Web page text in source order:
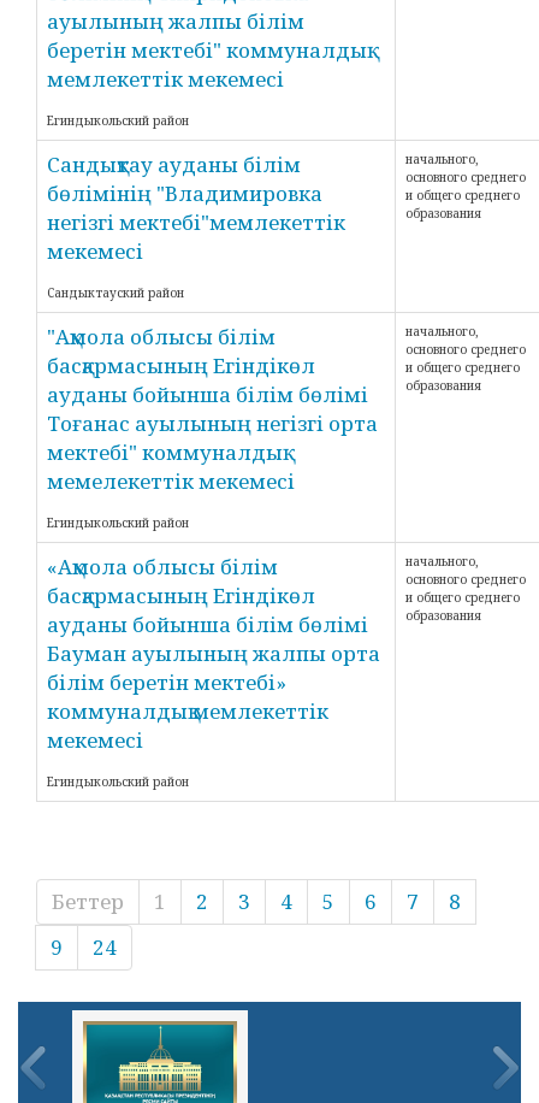
ауылының жалпы білім
беретін мектебі" коммуналдық
мемлекеттік мекемесі
Егиндыкольский район
Сандықтау ауданы білім
бөлімінің "Владимировка
негізгі мектебі"мемлекеттік
мекемесі
Сандыктауский район
начального,
основного среднего
и общего среднего
образования
"Ақмола облысы білім
басқармасының Егіндікөл
ауданы бойынша білім бөлімі
Тоғанас ауылының негізгі орта
мектебі" коммуналдық
мемелекеттік мекемесі
Егиндыкольский район
начального,
основного среднего
и общего среднего
образования
«Ақмола облысы білім
басқармасының Егіндікөл
ауданы бойынша білім бөлімі
Бауман ауылының жалпы орта
білім беретін мектебі»
коммуналдық мемлекеттік
мекемесі
Егиндыкольский район
начального,
основного среднего
и общего среднего
образования
Беттер 1 2 3 4 5 6 7
8
9
24